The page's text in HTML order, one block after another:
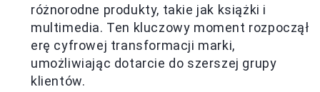
różnorodne produkty, takie jak książki i
multimedia. Ten kluczowy moment rozpoczął
erę cyfrowej transformacji marki,
umożliwiając dotarcie do szerszej grupy
klientów.